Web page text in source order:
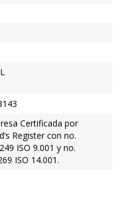
Certificada por
Register con no.
ISO 9.001 y no.
ISO 14.001.